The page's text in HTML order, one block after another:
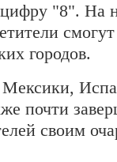
"8". На
городов.
почти
своим